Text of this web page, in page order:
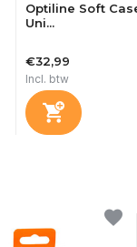
Optiline Soft
Uni...
€32,99
Incl. btw